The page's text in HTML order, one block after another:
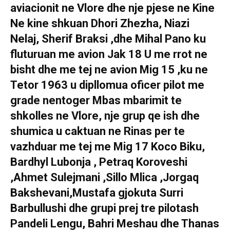
aviacionit ne Vlore dhe nje pjese ne Kine
Ne kine shkuan Dhori Zhezha, Niazi
Nelaj, Sherif Braksi ,dhe Mihal Pano ku
fluturuan me avion Jak 18 U me rrot ne
bisht dhe me tej ne avion Mig 15 ,ku ne
Tetor 1963 u dipllomua oficer pilot me
grade nentoger Mbas mbarimit te
shkolles ne Vlore, nje grup qe ish dhe
shumica u caktuan ne Rinas per te
vazhduar me tej me Mig 17 Koco Biku,
Bardhyl Lubonja , Petraq Koroveshi
,Ahmet Sulejmani ,Sillo Mlica ,Jorgaq
Bakshevani,Mustafa gjokuta Surri
Barbullushi dhe grupi prej tre pilotash
Pandeli Lengu, Bahri Meshau dhe Thanas